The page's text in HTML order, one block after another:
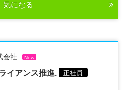
気になる
会社 New
イアンス推進.
正社員